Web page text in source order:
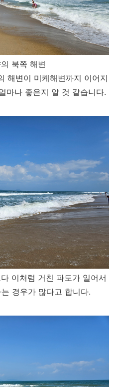
북쪽 해변
해변이 미케해변까지 이어지
마나 좋은지 알 것 같습니다.
이처럼 거친 파도가 일어서
경우가 많다고 합니다.